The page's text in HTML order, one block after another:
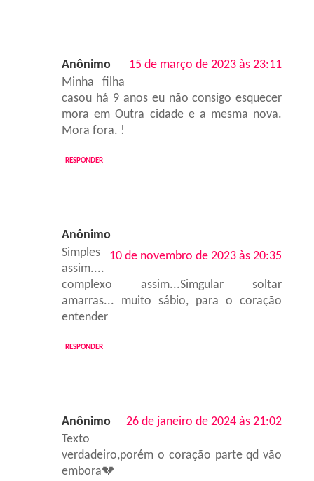
Anônimo
15 de março de 2023 às 23:11
Minha filha
casou há 9 anos eu não consigo esquecer
mora em Outra cidade e a mesma nova.
Mora fora. !
RESPONDER
Anônimo
10 de novembro de 2023 às 20:35
Simples
assim....
complexo assim...Simgular soltar
amarras... muito sábio, para o coração
entender
RESPONDER
Anônimo
26 de janeiro de 2024 às 21:02
Texto
verdadeiro,porém o coração parte qd vão
embora💔